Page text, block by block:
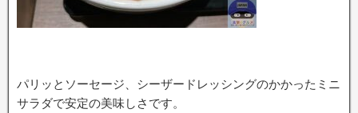
パリッとソーセージ、シーザードレッシングのかかったミニ
サラダで安定の美味しさです。